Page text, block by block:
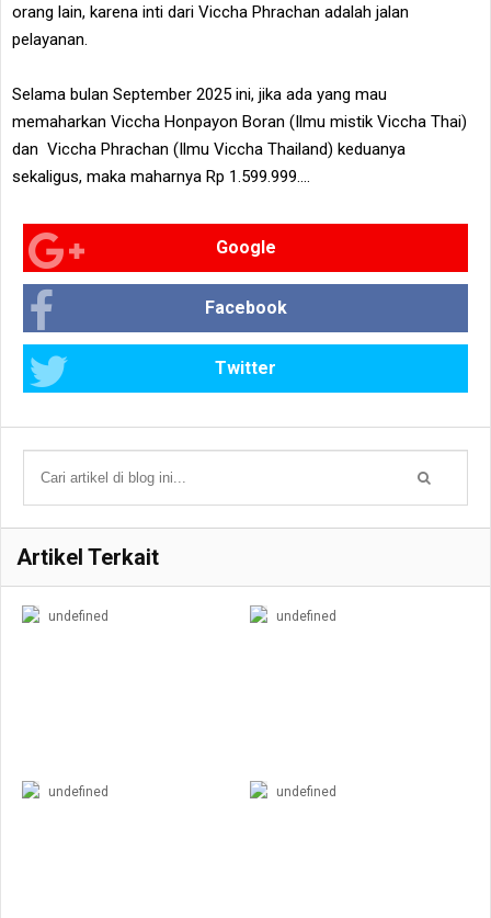
orang lain, karena inti dari Viccha Phrachan adalah jalan
pelayanan.
Selama bulan September 2025 ini, jika ada yang mau
memaharkan Viccha Honpayon Boran (Ilmu mistik Viccha Thai)
dan Viccha Phrachan (Ilmu Viccha Thailand) keduanya
sekaligus, maka maharnya Rp 1.599.999....
Google
Facebook
Twitter
Artikel Terkait
undefined undefined
undefined undefined